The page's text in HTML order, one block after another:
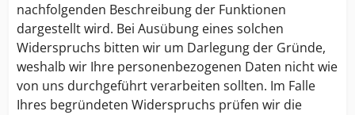
nachfolgenden Beschreibung der Funktionen
dargestellt wird. Bei Ausübung eines solchen
Widerspruchs bitten wir um Darlegung der Gründe,
weshalb wir Ihre personenbezogenen Daten nicht wie
von uns durchgeführt verarbeiten sollten. Im Falle
Ihres begründeten Widerspruchs prüfen wir die